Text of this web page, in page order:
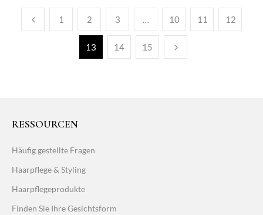
1 2 3 … 10 11 12
13 14 15
RESSOURCEN
Häufig gestellte Fragen
Haarpflege & Styling
Haarpflegeprodukte
Finden Sie Ihre Gesichtsform